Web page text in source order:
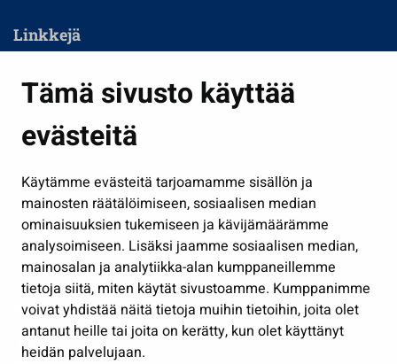
Tämä sivusto käyttää
evästeitä
Käytämme evästeitä tarjoamamme sisällön ja
mainosten räätälöimiseen, sosiaalisen median
ominaisuuksien tukemiseen ja kävijämäärämme
analysoimiseen. Lisäksi jaamme sosiaalisen median,
mainosalan ja analytiikka-alan kumppaneillemme
tietoja siitä, miten käytät sivustoamme. Kumppanimme
voivat yhdistää näitä tietoja muihin tietoihin, joita olet
antanut heille tai joita on kerätty, kun olet käyttänyt
heidän palvelujaan.
Linkkejä
Kasvatus ja opetus
Kulttuuri ja liikunta
Työ ja yrittäminen
Osallistu ja asioi
Näytä omat evästeasetukseni
Seuraa meitä